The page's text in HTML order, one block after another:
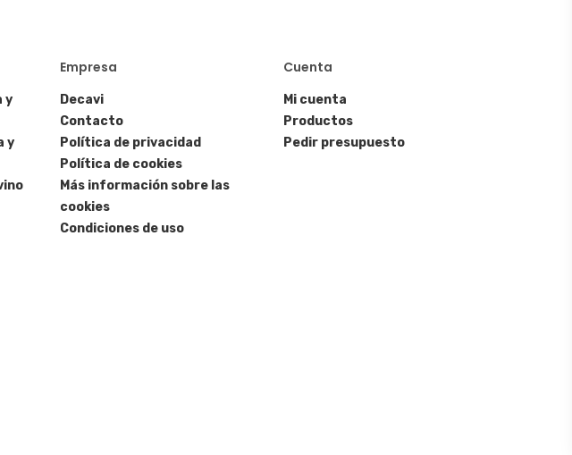
y
y
Empresa
Decavi
Contacto
Política de privacidad
Política de cookies
Más información sobre las
cookies
Condiciones de uso
Cuenta
Mi cuenta
Productos
Pedir presupuesto